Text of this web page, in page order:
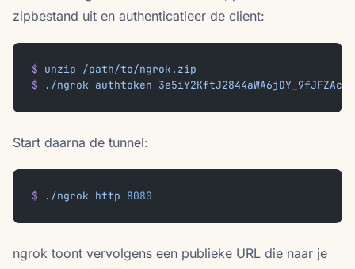
zipbestand uit en authenticatieer de client:
$ unzip /path/to/ngrok.zip
$ ./ngrok authtoken
Start daarna de tunnel:
$ ./ngrok http 8080
ngrok toont vervolgens een publieke URL die naar je